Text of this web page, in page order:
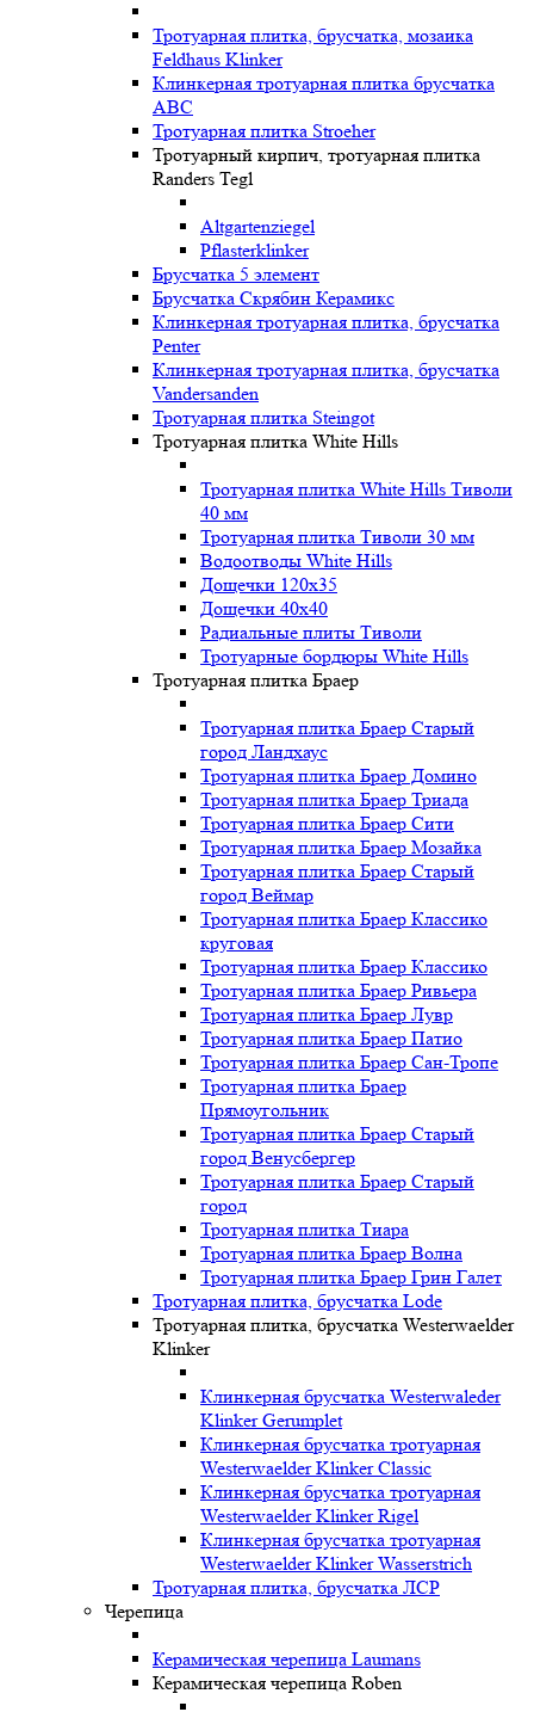
Тротуарная плитка, брусчатка, мозаика
Feldhaus Klinker
Клинкерная тротуарная плитка брусчатка
ABC
Тротуарная плитка Stroeher
Тротуарный кирпич, тротуарная плитка
Randers Tegl
Altgartenziegel
Pflasterklinker
Брусчатка 5 элемент
Брусчатка Скрябин Керамикс
Клинкерная тротуарная плитка, брусчатка
Penter
Клинкерная тротуарная плитка, брусчатка
Vandersanden
Тротуарная плитка Steingot
Тротуарная плитка White Hills
Тротуарная плитка White Hills Тиволи
40 мм
Тротуарная плитка Тиволи 30 мм
Водоотводы White Hills
Дощечки 120x35
Дощечки 40x40
Радиальные плиты Тиволи
Тротуарные бордюры White Hills
Тротуарная плитка Браер
Тротуарная плитка Браер Старый
город Ландхаус
Тротуарная плитка Браер Домино
Тротуарная плитка Браер Триада
Тротуарная плитка Браер Сити
Тротуарная плитка Браер Мозайка
Тротуарная плитка Браер Старый
город Веймар
Тротуарная плитка Браер Классико
круговая
Тротуарная плитка Браер Классико
Тротуарная плитка Браер Ривьера
Тротуарная плитка Браер Лувр
Тротуарная плитка Браер Патио
Тротуарная плитка Браер Сан-Тропе
Тротуарная плитка Браер
Прямоугольник
Тротуарная плитка Браер Старый
город Венусбергер
Тротуарная плитка Браер Старый
город
Тротуарная плитка Тиара
Тротуарная плитка Браер Волна
Тротуарная плитка Браер Грин Галет
Тротуарная плитка, брусчатка Lode
Тротуарная плитка, брусчатка Westerwaelder
Klinker
Клинкерная брусчатка Westerwaleder
Klinker Gerumplet
Клинкерная брусчатка тротуарная
Westerwaelder Klinker Classic
Клинкерная брусчатка тротуарная
Westerwaelder Klinker Rigel
Клинкерная брусчатка тротуарная
Westerwaelder Klinker Wasserstrich
Тротуарная плитка, брусчатка ЛСР
Черепица
Керамическая черепица Laumans
Керамическая черепица Roben